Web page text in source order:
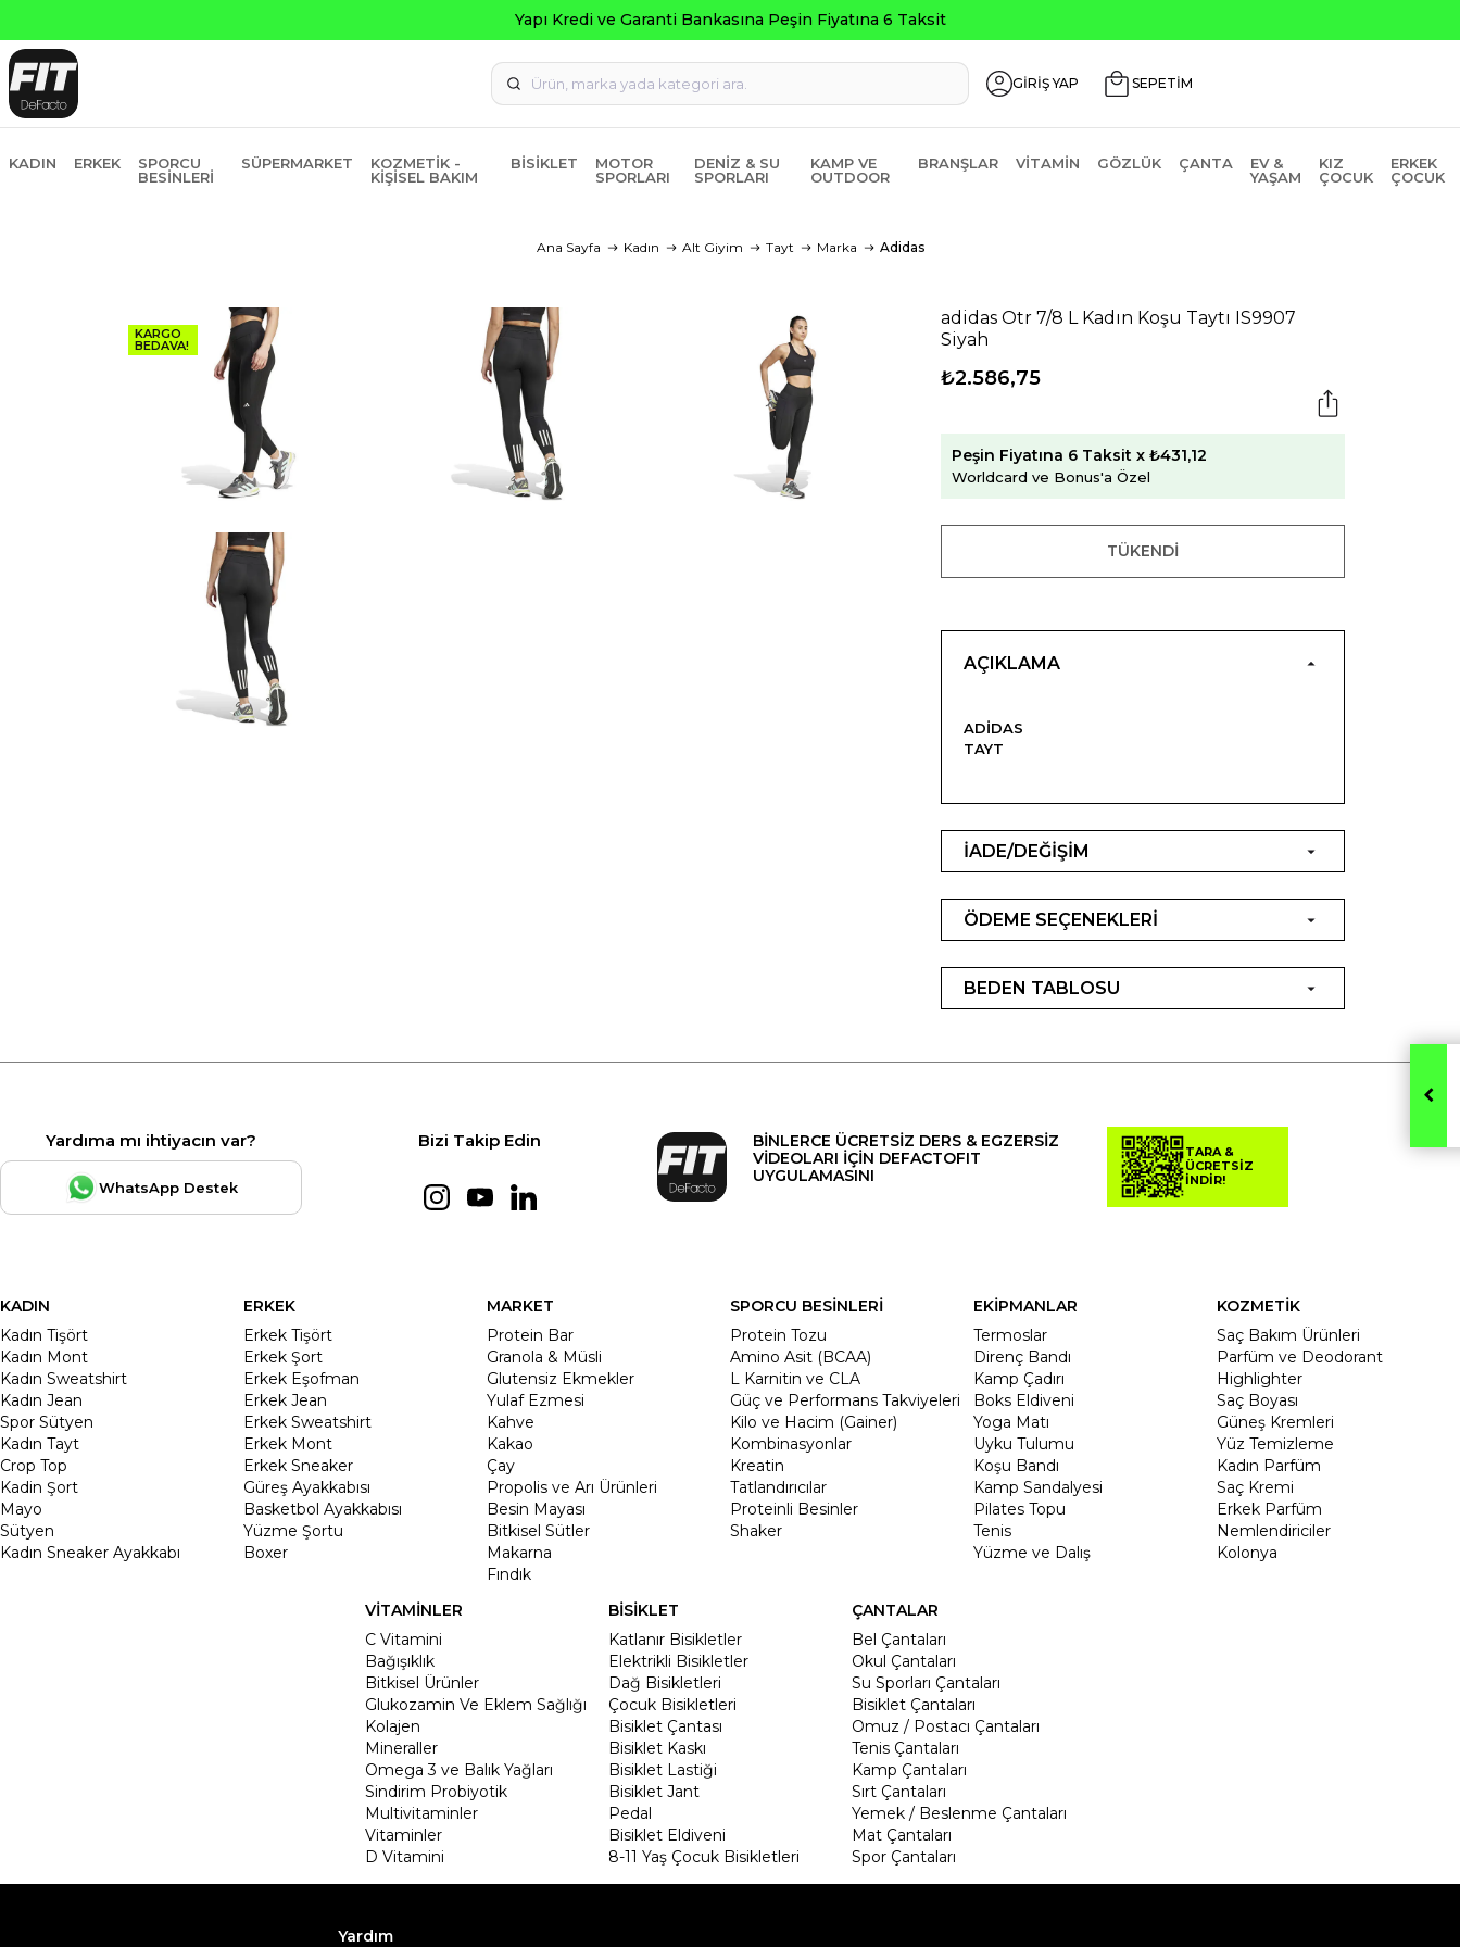
Yapı Kredi ve Garanti Bankasına Peşin Fiyatına 6 Taksit
GİRİŞ YAP SEPETİM
KADIN ERKEK
SPORCU
BESINLERI
SÜPERMARKET
KOZMETIK -
KIŞISEL BAKIM
BISIKLET
MOTOR
SPORLARI
DENIZ & SU
SPORLARI
KAMP VE
OUTDOOR
BRANŞLAR VITAMIN GÖZLÜK ÇANTA
EV &
YAŞAM
KIZ
ÇOCUK
ERKEK
ÇOCUK
Ana Sayfa Kadın Alt Giyim Tayt Marka Adidas
KARGO
BEDAVA!
adidas Otr 7/8 L Kadın Koşu Taytı IS9907
Siyah
₺2.586,75
Peşin Fiyatına 6 Taksit x ₺431,12
Worldcard ve Bonus'a Özel
TÜKENDI
AÇIKLAMA
ADIDAS
TAYT
İADE/DEĞİŞİM
ÖDEME SEÇENEKLERİ
BEDEN TABLOSU
Yardıma mı ihtiyacın var?
WhatsApp Destek
Bizi Takip Edin
BİNLERCE ÜCRETSİZ DERS & EGZERSİZ
VİDEOLARI İÇİN DEFACTOFIT
UYGULAMASINI
TARA &
ÜCRETSİZ
İNDİR!
KADIN
Kadın Tişört
Kadın Mont
Kadın Sweatshirt
Kadın Jean
Spor Sütyen
Kadın Tayt
Crop Top
Kadin Şort
Mayo
Sütyen
Kadın Sneaker Ayakkabı
ERKEK
Erkek Tişört
Erkek Şort
Erkek Eşofman
Erkek Jean
Erkek Sweatshirt
Erkek Mont
Erkek Sneaker
Güreş Ayakkabısı
Basketbol Ayakkabısı
Yüzme Şortu
Boxer
MARKET
Protein Bar
Granola & Müsli
Glutensiz Ekmekler
Yulaf Ezmesi
Kahve
Kakao
Çay
Propolis ve Arı Ürünleri
Besin Mayası
Bitkisel Sütler
Makarna
Fındık
SPORCU BESİNLERİ
Protein Tozu
Amino Asit (BCAA)
L Karnitin ve CLA
Güç ve Performans Takviyeleri
Kilo ve Hacim (Gainer)
Kombinasyonlar
Kreatin
Tatlandırıcılar
Proteinli Besinler
Shaker
EKİPMANLAR
Termoslar
Direnç Bandı
Kamp Çadırı
Boks Eldiveni
Yoga Matı
Uyku Tulumu
Koşu Bandı
Kamp Sandalyesi
Pilates Topu
Tenis
Yüzme ve Dalış
KOZMETİK
Saç Bakım Ürünleri
Parfüm ve Deodorant
Highlighter
Saç Boyası
Güneş Kremleri
Yüz Temizleme
Kadın Parfüm
Saç Kremi
Erkek Parfüm
Nemlendiriciler
Kolonya
VİTAMİNLER
C Vitamini
Bağışıklık
Bitkisel Ürünler
Glukozamin Ve Eklem Sağlığı
Kolajen
Mineraller
Omega 3 ve Balık Yağları
Sindirim Probiyotik
Multivitaminler
Vitaminler
D Vitamini
BİSİKLET
Katlanır Bisikletler
Elektrikli Bisikletler
Dağ Bisikletleri
Çocuk Bisikletleri
Bisiklet Çantası
Bisiklet Kaskı
Bisiklet Lastiği
Bisiklet Jant
Pedal
Bisiklet Eldiveni
8-11 Yaş Çocuk Bisikletleri
ÇANTALAR
Bel Çantaları
Okul Çantaları
Su Sporları Çantaları
Bisiklet Çantaları
Omuz / Postacı Çantaları
Tenis Çantaları
Kamp Çantaları
Sırt Çantaları
Yemek / Beslenme Çantaları
Mat Çantaları
Spor Çantaları
Yardım